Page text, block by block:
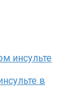
инсульте
в